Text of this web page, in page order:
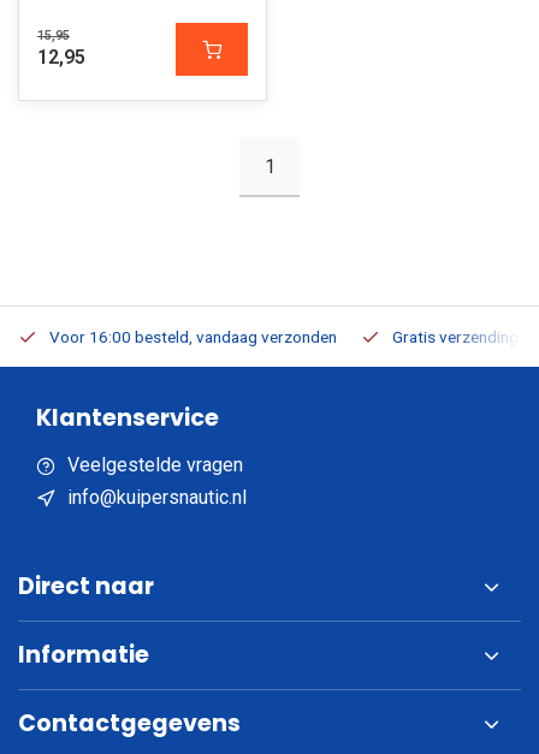
15,95
12,95
1
Voor 16:00 besteld, vandaag verzonden Gratis verzending
Klantenservice
Veelgestelde vragen
info@kuipersnautic.nl
Direct naar
Informatie
Contactgegevens